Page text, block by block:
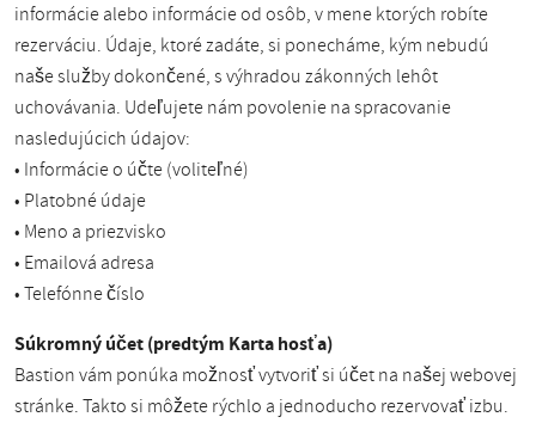
informácie alebo informácie od osôb, v mene ktorých robíte
rezerváciu. Údaje, ktoré zadáte, si ponecháme, kým nebudú
naše služby dokončené, s výhradou zákonných lehôt
uchovávania. Udeľujete nám povolenie na spracovanie
nasledujúcich údajov:
• Informácie o účte (voliteľné)
• Platobné údaje
• Meno a priezvisko
• Emailová adresa
• Telefónne číslo
Súkromný účet (predtým Karta hosťa)
Bastion vám ponúka možnosť vytvoriť si účet na našej webovej
stránke. Takto si môžete rýchlo a jednoducho rezervovať izbu.